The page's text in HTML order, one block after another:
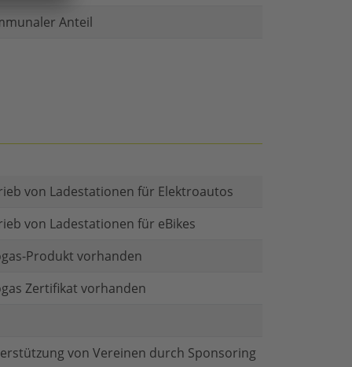
Anteil
von Ladestationen für Elektroautos
von Ladestationen für eBikes
Produkt vorhanden
Zertifikat vorhanden
von Vereinen durch Sponsoring